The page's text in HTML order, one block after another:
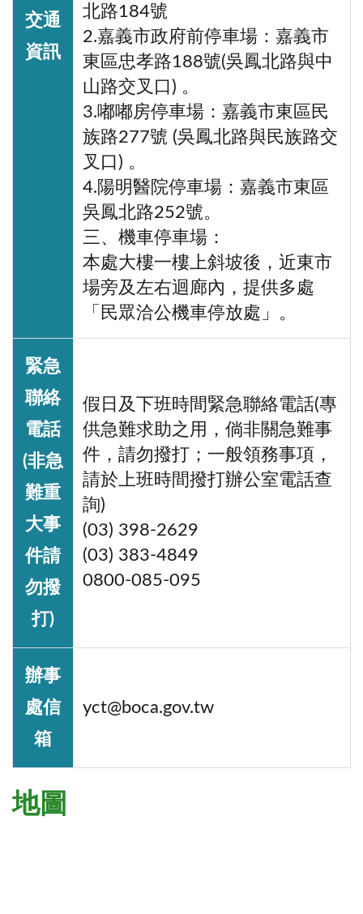
交通
資訊
北路184號
2.嘉義市政府前停車場：嘉義市
東區忠孝路188號(吳鳳北路與中
山路交叉口) 。
3.嘟嘟房停車場：嘉義市東區民
族路277號 (吳鳳北路與民族路交
叉口) 。
4.陽明醫院停車場：嘉義市東區
吳鳳北路252號。
三、機車停車場：
本處大樓一樓上斜坡後，近東市
場旁及左右迴廊內，提供多處
「民眾洽公機車停放處」。
緊急
聯絡
電話
(非急
難重
大事
件請
勿撥
打)
假日及下班時間緊急聯絡電話(專
供急難求助之用，倘非關急難事
件，請勿撥打；一般領務事項，
請於上班時間撥打辦公室電話查
詢)
(03) 398-2629
(03) 383-4849
0800-085-095
辦事
處信
箱
yct@boca.gov.tw
地圖